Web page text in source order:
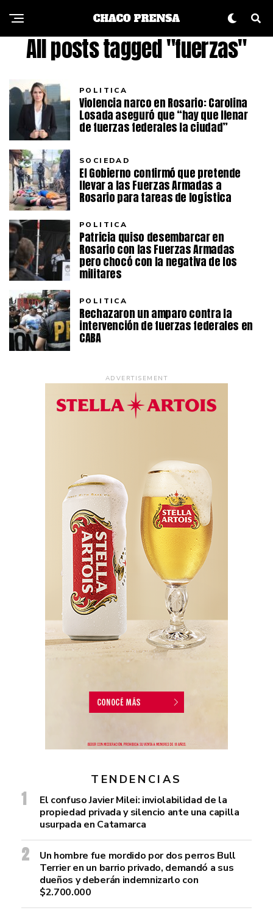
All posts tagged "fuerzas"
POLITICA
Violencia narco en Rosario: Carolina
Losada aseguró que “hay que llenar
de fuerzas federales la ciudad”
SOCIEDAD
El Gobierno confirmó que pretende
llevar a las Fuerzas Armadas a
Rosario para tareas de logística
POLITICA
Patricia quiso desembarcar en
Rosario con las Fuerzas Armadas
pero chocó con la negativa de los
militares
POLITICA
Rechazaron un amparo contra la
intervención de fuerzas federales en
CABA
ADVERTISEMENT
TENDENCIAS
El confuso Javier Milei: inviolabilidad de la
propiedad privada y silencio ante una capilla
usurpada en Catamarca
Un hombre fue mordido por dos perros Bull
Terrier en un barrio privado, demandó a sus
dueños y deberán indemnizarlo con
$2.700.000